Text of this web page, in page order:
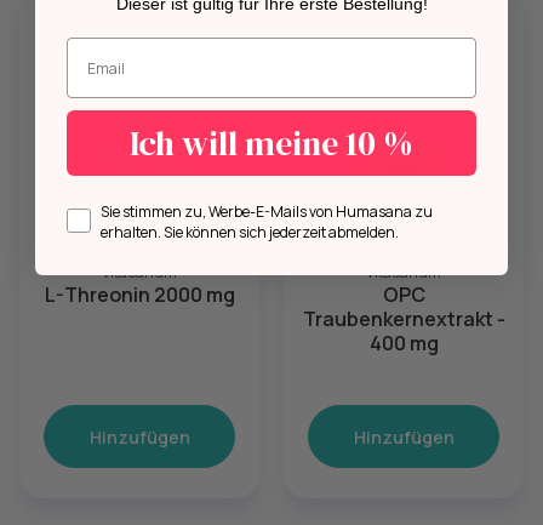
VitaSanum
L-Threonin 2000 mg
Hinzufügen
VitaSanum
OPC
Traubenkernextrakt -
400 mg
Hinzufügen
Geben Sie Ihre E-Mail-Adresse ein.
Ich will meine 10 %
Opt inSie stimmen zu, Werbe-E-Mails von Humasana zu
erhalten. Sie können sich jederzeit abmelden.